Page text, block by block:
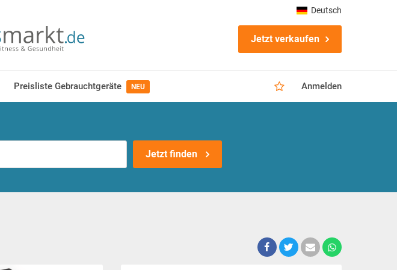
Jetzt verkaufen
Preisliste Gebrauchtgeräte NEU Anmelden
Deutsch
Jetzt finden